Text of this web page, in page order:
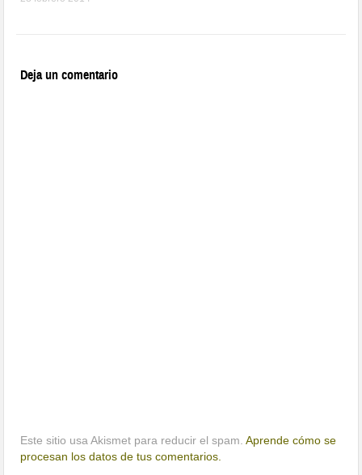
Deja un comentario
Este sitio usa Akismet para reducir el spam.Aprende cómo se
procesan los datos de tus comentarios.